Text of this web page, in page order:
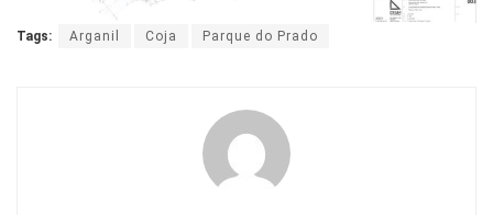
Tags: Arganil Coja Parque do Prado